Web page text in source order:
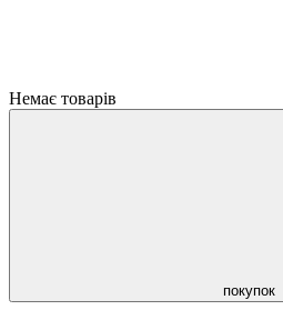
Немає товарів
покупок